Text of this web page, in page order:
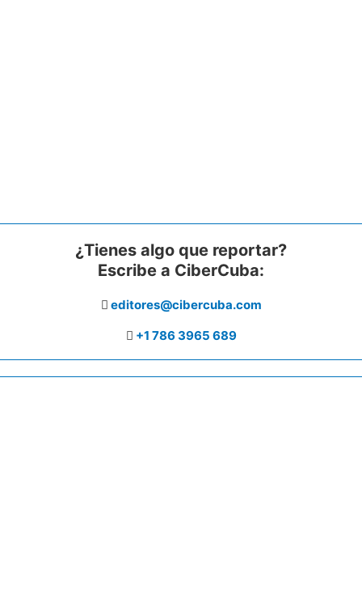
¿Tienes algo que reportar?
Escribe a CiberCuba:
editores@cibercuba.com
+1 786 3965 689